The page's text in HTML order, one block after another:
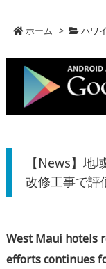
ホーム > ハワ
【News】地
改修工事で評
West Maui hotels
efforts continues